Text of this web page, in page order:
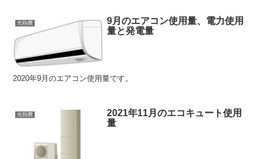
光熱費
9月のエアコン使用量、電力使用
量と発電量
2020年9月のエアコン使用量です。
光熱費
2021年11月のエコキュート使用
量